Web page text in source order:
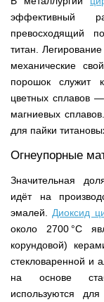
эффективный
превосходящий
титан.
механические
порошок служит
цветных сплавов
магниевых
для пайки
Огнеупорные
Значительная
идёт на
эмалей. Диоксид
около 2700 °C
корундовой)
стекловаренной и
на основе
используются